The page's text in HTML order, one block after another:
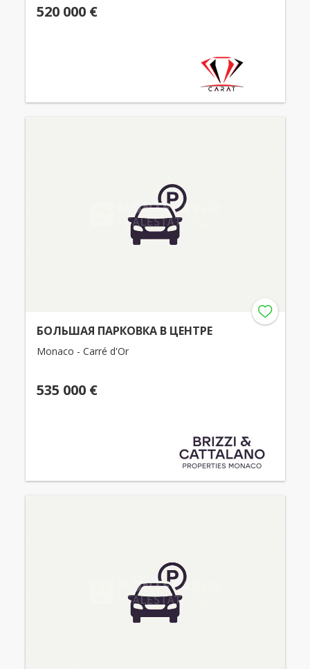
520 000 €
БОЛЬШАЯ ПАРКОВКА В ЦЕНТРЕ
Monaco - Carré d'Or
535 000 €